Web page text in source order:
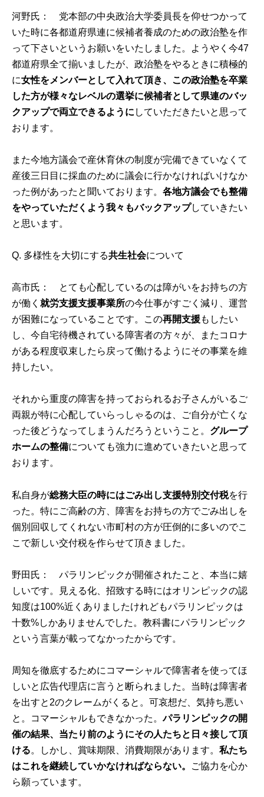
河野氏： 党本部の中央政治大学委員長を仰せつかって
いた時に各都道府県連に候補者養成のための政治塾を作
って下さいというお願いをいたしました。ようやく今47
都道府県全て揃いましたが、政治塾をやるときに積極的
に女性をメンバーとして入れて頂き、この政治塾を卒業
した方が様々なレベルの選挙に候補者として県連のバッ
クアップで両立できるように していただきたいと思って
おります。
また今地方議会で産休育休の制度が完備できていなくて
産後三日目に採血のために議会に行かなければいけなか
った例があったと聞いております。各地方議会でも整備
をやっていただくよう我々もバックアップしていきたい
と思います。
Q. 多様性を大切にする共生社会について
高市氏： とても心配しているのは障がいをお持ちの方
が働く就労支援支援事業所の今仕事がすごく減り、運営
が困難になっていることです。この再開支援もしたい
し、今自宅待機されている障害者の方々が、またコロナ
がある程度収束したら戻って働けるようにその事業を維
持したい。
それから重度の障害を持っておられるお子さんがいるご
両親が特に心配していらっしゃるのは、ご自分が亡くな
った後どうなってしまうんだろうということ。 グループ
ホームの整備についても強力に進めていきたいと思って
おります。
私自身が総務大臣の時にはごみ出し支援特別交付税を行
った。特にご高齢の方、障害をお持ちの方でごみ出しを
個別回収してくれない市町村の方が圧倒的に多いのでこ
こで新しい交付税を作らせて頂きました。
野田氏： パラリンピックが開催されたこと、本当に嬉
しいです。見える化、招致する時にはオリンピックの認
知度は100%近くありましたけれどもパラリンピックは
十数%しかありませんでした。教科書にパラリンピック
という言葉が載ってなかったからです。
周知を徹底するためにコマーシャルで障害者を使ってほ
しいと広告代理店に言うと断られました。当時は障害者
を出すと2のクレームがくると。可哀想だ、気持ち悪い
と。コマーシャルもできなかった。パラリンピックの開
催の結果、当たり前のようにその人たちと日々接して頂
ける。しかし、賞味期限、消費期限があります。私たち
はこれを継続していかなければならない。
ご協力を心か
ら願っています。